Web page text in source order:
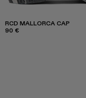
RCD MALLORCA CAP
90 €